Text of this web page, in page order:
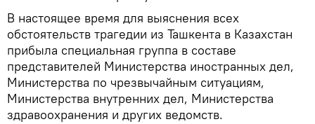
В настоящее время для выяснения всех
обстоятельств трагедии из Ташкента в Казахстан
прибыла специальная группа в составе
представителей Министерства иностранных дел,
Министерства по чрезвычайным ситуациям,
Министерства внутренних дел, Министерства
здравоохранения и других ведомств.